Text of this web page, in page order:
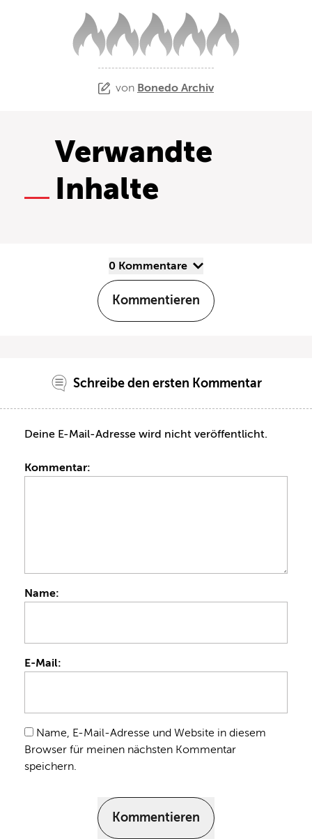
von Bonedo Archiv
Verwandte
Inhalte
0 Kommentare
Kommentieren
Schreibe den ersten Kommentar
Deine E-Mail-Adresse wird nicht veröffentlicht.
Kommentar:
Name:
E-Mail:
Name, E-Mail-Adresse und Website in diesem
Browser für meinen nächsten Kommentar
speichern.
Kommentieren